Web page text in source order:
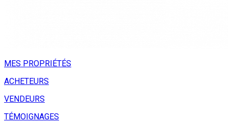
MES PROPRIÉTÉS
ACHETEURS
VENDEURS
TÉMOIGNAGES